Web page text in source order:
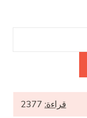
قراءة: